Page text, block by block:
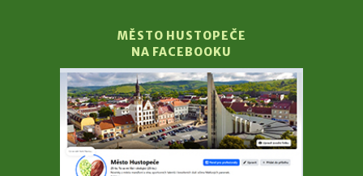
MĚSTO HUSTOPEČE
NA FACEBOOKU